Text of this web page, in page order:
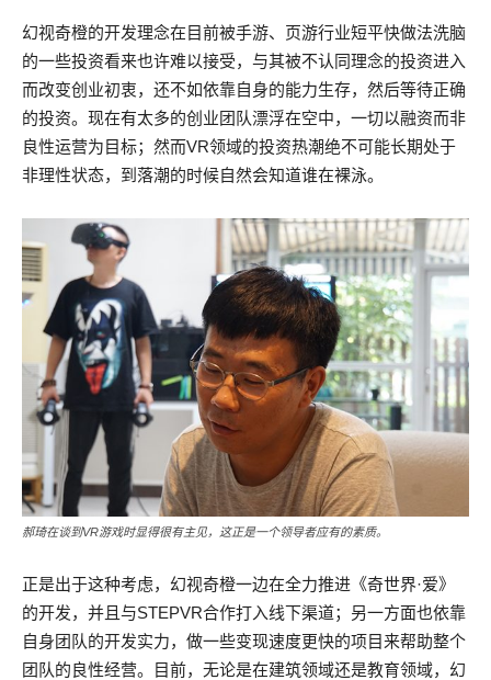
幻视奇橙的开发理念在目前被手游、页游行业短平快做法洗脑
的一些投资看来也许难以接受，与其被不认同理念的投资进入
而改变创业初衷，还不如依靠自身的能力生存，然后等待正确
的投资。现在有太多的创业团队漂浮在空中，一切以融资而非
良性运营为目标；然而VR领域的投资热潮绝不可能长期处于
非理性状态，到落潮的时候自然会知道谁在裸泳。
郝琦在谈到VR游戏时显得很有主见，这正是一个领导者应有的素质。
正是出于这种考虑，幻视奇橙一边在全力推进《奇世界·爱》
的开发，并且与STEPVR合作打入线下渠道；另一方面也依靠
自身团队的开发实力，做一些变现速度更快的项目来帮助整个
团队的良性经营。目前，无论是在建筑领域还是教育领域，幻